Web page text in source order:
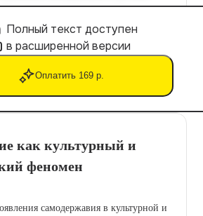
Полный текст доступен
в расширенной версии
Оплатить 169 р.
как культурный и
феномен
самодержавия в культурной и